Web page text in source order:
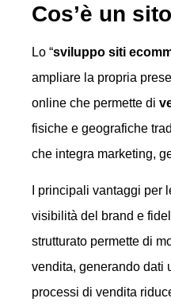
Cos’è un
Lo “sviluppo siti
ampliare la propria
online che permette di
fisiche e geografiche
che integra marketing,
I principali vantaggi
visibilità del brand e
strutturato permette di
vendita, generando dati
processi di vendita